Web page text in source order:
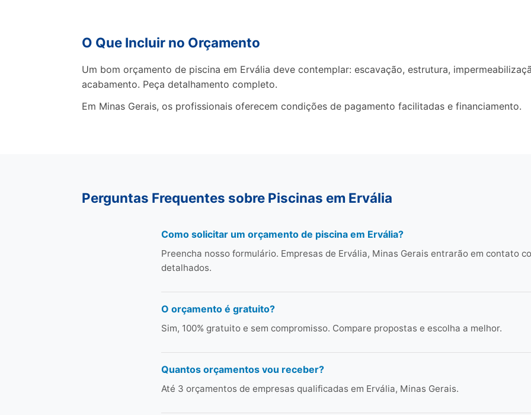
O Que Incluir no Orçamento
Um bom orçamento de piscina em Ervália deve contemplar: escavação, estrutura,
acabamento. Peça detalhamento completo.
Em Minas Gerais, os profissionais oferecem condições de pagamento facilitadas e financiamento.
Perguntas Frequentes sobre Piscinas em Ervália
Como solicitar um orçamento de piscina em Ervália?
Preencha nosso formulário. Empresas de Ervália, Minas Gerais entrarão em contato
detalhados.
O orçamento é gratuito?
Sim, 100% gratuito e sem compromisso. Compare propostas e escolha a melhor.
Quantos orçamentos vou receber?
Até 3 orçamentos de empresas qualificadas em Ervália, Minas Gerais.